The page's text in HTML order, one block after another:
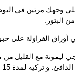
وجهك مرتين في
البثور.
الفراولة على
ليمونة مع القليل
واتركيه لمدة 15 يوم.